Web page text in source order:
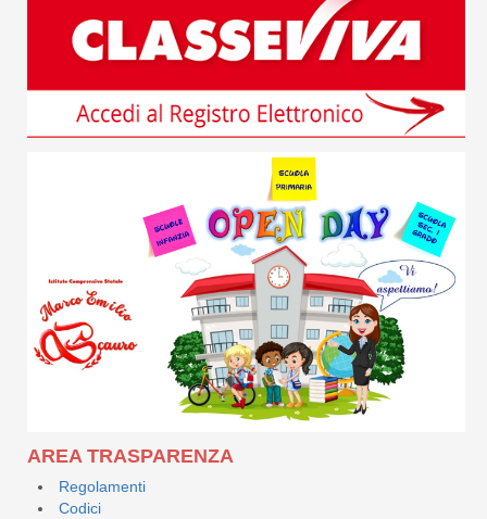
AREA TRASPARENZA
Regolamenti
Codici